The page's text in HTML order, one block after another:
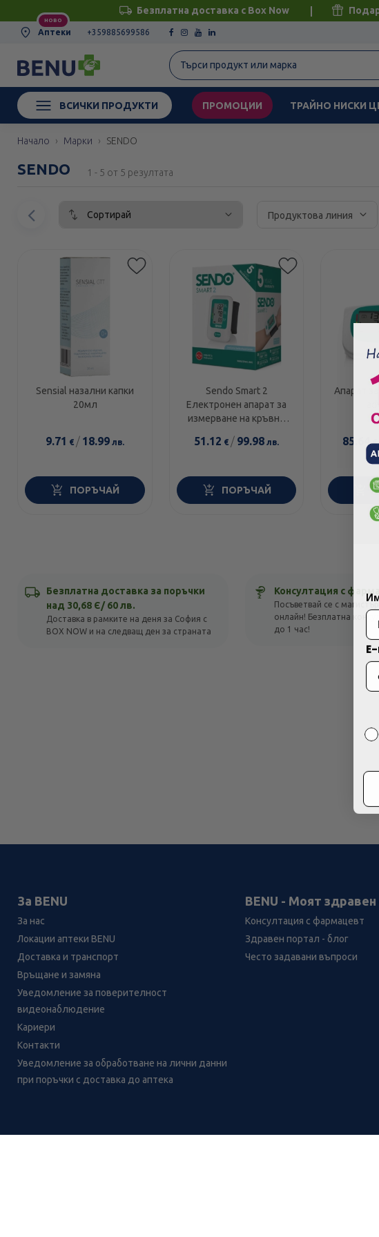
Безплатна доставка с Box Now
НОВО
Аптеки +359885699586
ВСИЧКИ ПРОДУКТИ ПРОМОЦИИ ТРАЙНО НИСКИ
Начало Марки SENDO
SENDO 1 - 5 от 5 резултата
Сортирай
Продуктова линия
Предишен
Sensial назални капки
20мл
9.71 € / 18.99 лв.
ПОРЪЧАЙ
Sendo Smart 2
Електронен апарат за
измерване на кръвно
51.12 € / 99.98 лв.
ПОРЪЧАЙ
Апарат
85.64€
Безплатна доставка за поръчки
над 30,68 Є/ 60 лв.
Доставка в рамките на деня за София с
BOX NOW и на следващ ден за страната
Консултация с
Посъветвай се с
онлайн! Безплатна
до 1 час!
За BENU
За нас
Локации аптеки BENU
Доставка и транспорт
Връщане и замяна
Уведомление за поверителност
видеонаблюдение
Кариери
Контакти
Уведомление за обработване на лични данни
при поръчки с доставка до аптека
BENU - Моят здравен
Консултация с фармацевт
Здравен портал - блог
Често задавани въпроси
Лесно ли се ориентираш в
Просто